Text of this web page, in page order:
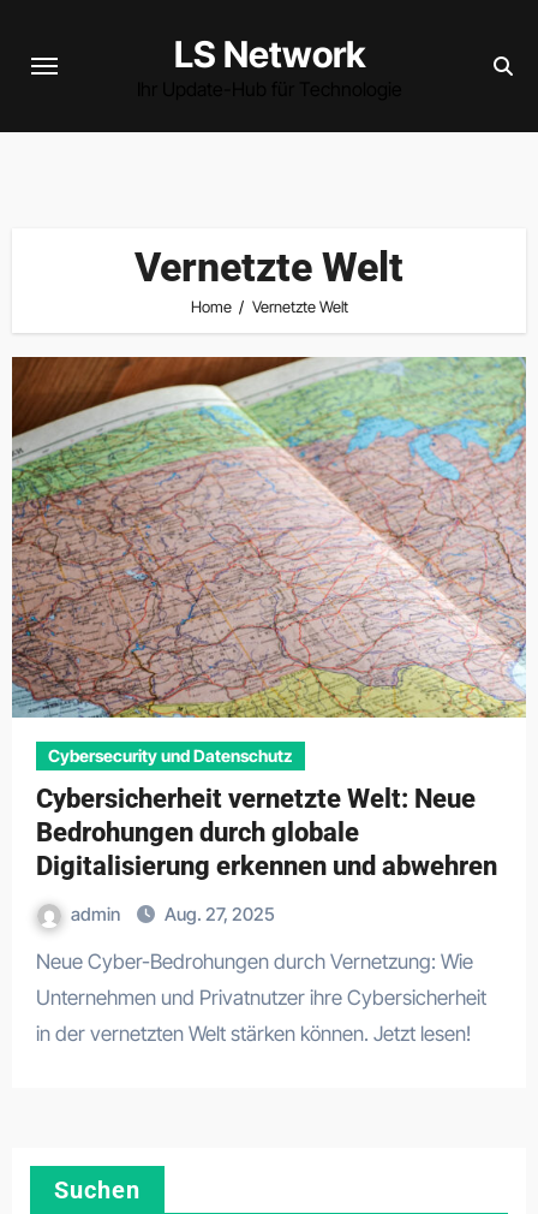
LS Network
Vernetzte Welt
Home Vernetzte Welt
Cybersecurity und Datenschutz
Cybersicherheit vernetzte Welt: Neue
Bedrohungen durch globale
Digitalisierung erkennen und abwehren
admin Aug. 27, 2025
Neue Cyber-Bedrohungen durch Vernetzung: Wie
Unternehmen und Privatnutzer ihre Cybersicherheit
in der vernetzten Welt stärken können. Jetzt lesen!
Suchen